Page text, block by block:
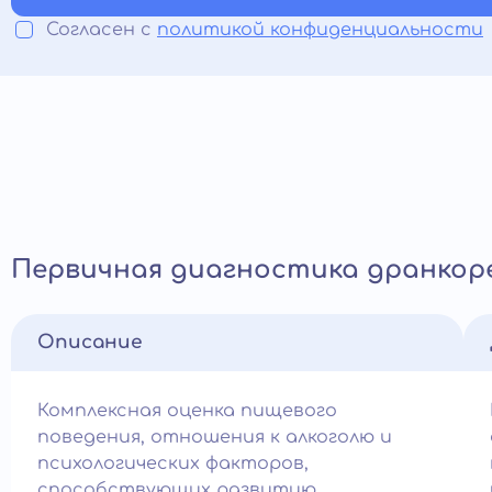
Согласен с политикой конфиденциальности
Первичная диагностика
Описание
Комплексная оценка пищевого
поведения, отношения к алкоголю и
психологических факторов,